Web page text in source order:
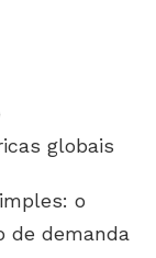
globais
o
de demanda